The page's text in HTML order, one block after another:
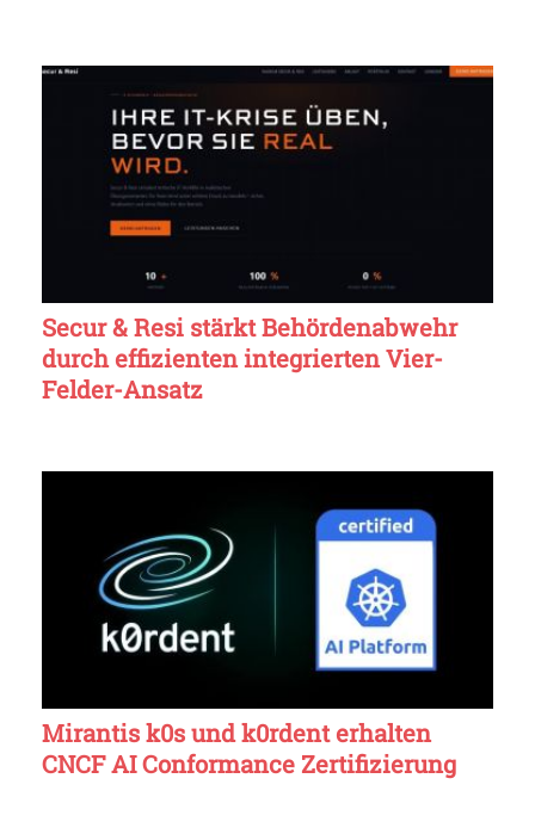
Secur & Resi stärkt Behördenabwehr
durch effizienten integrierten Vier-
Felder-Ansatz
Mirantis k0s und k0rdent erhalten
CNCF AI Conformance Zertifizierung